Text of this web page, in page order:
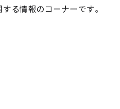
る情報のコーナーです。